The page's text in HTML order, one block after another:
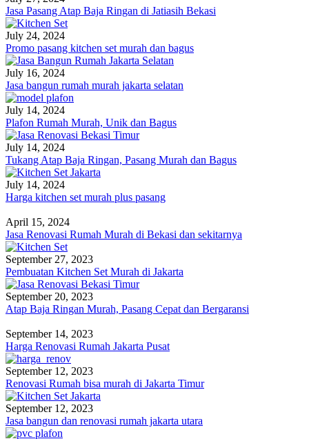
Jasa Pasang Atap Baja Ringan di Jatiasih Bekasi
July 24, 2024
Promo pasang kitchen set murah dan bagus
July 16, 2024
Jasa bangun rumah murah jakarta selatan
July 14, 2024
Plafon Rumah Murah, Unik dan Bagus
July 14, 2024
Tukang Atap Baja Ringan, Pasang Murah dan Bagus
July 14, 2024
Harga kitchen set murah plus pasang
April 15, 2024
Jasa Renovasi Rumah Murah di Bekasi dan sekitarnya
September 27, 2023
Pembuatan Kitchen Set Murah di Jakarta
September 20, 2023
Atap Baja Ringan Murah, Pasang Cepat dan Bergaransi
September 14, 2023
Harga Renovasi Rumah Jakarta Pusat
September 12, 2023
Renovasi Rumah bisa murah di Jakarta Timur
September 12, 2023
Jasa bangun dan renovasi rumah jakarta utara